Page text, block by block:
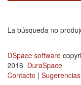
La búsqueda no
DSpace software
2016 DuraSpace
Contacto | Sugerencias